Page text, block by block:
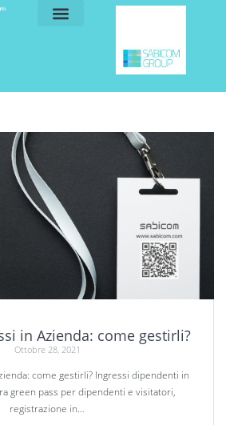
in Azienda: come gestirli?
Ottobre 28, 2021
come gestirli? Ingressi dipendenti in
green pass per dipendenti e visitatori,
registrazione in…